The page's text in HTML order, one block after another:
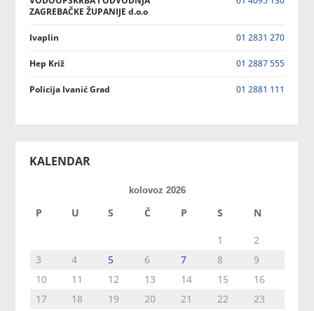
ZAGREBAČKE ŽUPANIJE d.o.o
Ivaplin 01 2831 270
Hep Križ 01 2887 555
Policija Ivanić Grad 01 2881 111
KALENDAR
kolovoz 2026
P U S Č P S N
1
2
3
4 5 6 7 8
9
10
11 12 13 14 15
16
17
18 19 20 21 22
23